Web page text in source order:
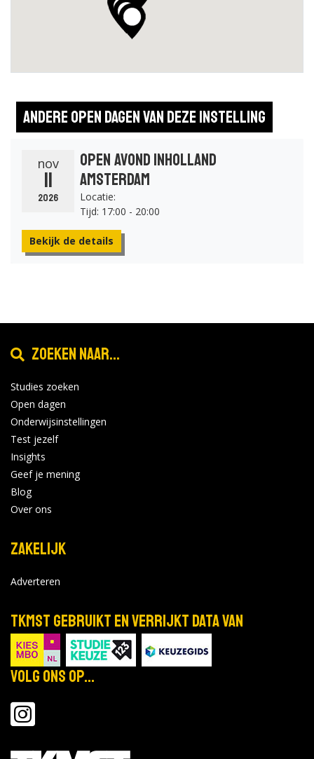
Andere open dagen van deze instelling
nov
11
2026
Open Avond Inholland
Amsterdam
Locatie:
Tijd: 17:00 - 20:00
Bekijk de details
Zoeken naar...
Studies zoeken
Open dagen
Onderwijsinstellingen
Test jezelf
Insights
Geef je mening
Blog
Over ons
Zakelijk
Adverteren
TKMST gebruikt en verrijkt data van
Volg ons op...